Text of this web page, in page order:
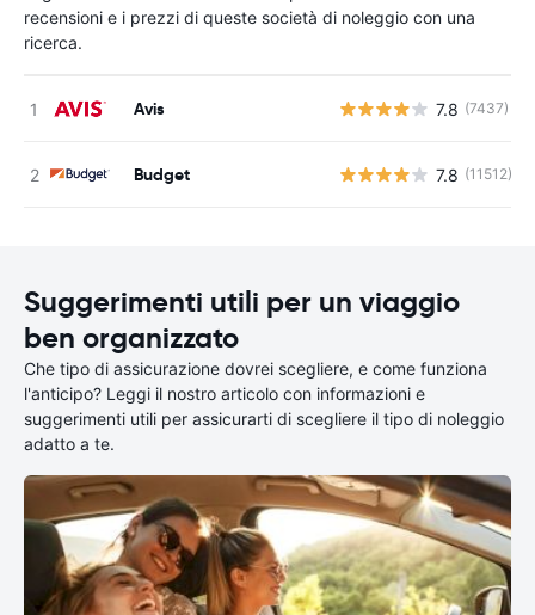
recensioni e i prezzi di queste società di noleggio con una
ricerca.
Avis 7.8 (7437)
Budget 7.8 (11512)
Suggerimenti utili per un viaggio
ben organizzato
Che tipo di assicurazione dovrei scegliere, e come funziona
l'anticipo? Leggi il nostro articolo con informazioni e
suggerimenti utili per assicurarti di scegliere il tipo di noleggio
adatto a te.